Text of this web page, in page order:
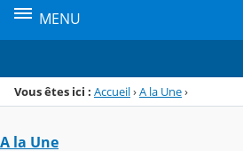
MENU
Vous êtes ici : Accueil›A la Une›
A la Une